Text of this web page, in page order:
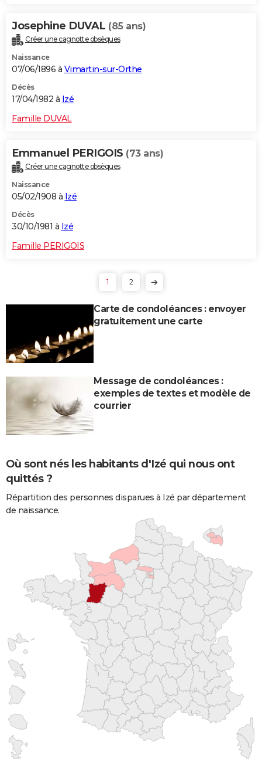
Josephine DUVAL (85 ans)
Créer une cagnotte obsèques
Naissance
07/06/1896 à Vimartin-sur-Orthe
Décès
17/04/1982 à Izé
Famille DUVAL
Emmanuel PERIGOIS (73 ans)
Créer une cagnotte obsèques
Naissance
05/02/1908 à Izé
Décès
30/10/1981 à Izé
Famille PERIGOIS
1 2
Carte de condoléances : envoyer
gratuitement une carte
Message de condoléances :
exemples de textes et modèle de
courrier
Où sont nés les habitants d'Izé qui nous ont
quittés ?
Répartition des personnes disparues à Izé par département
de naissance.